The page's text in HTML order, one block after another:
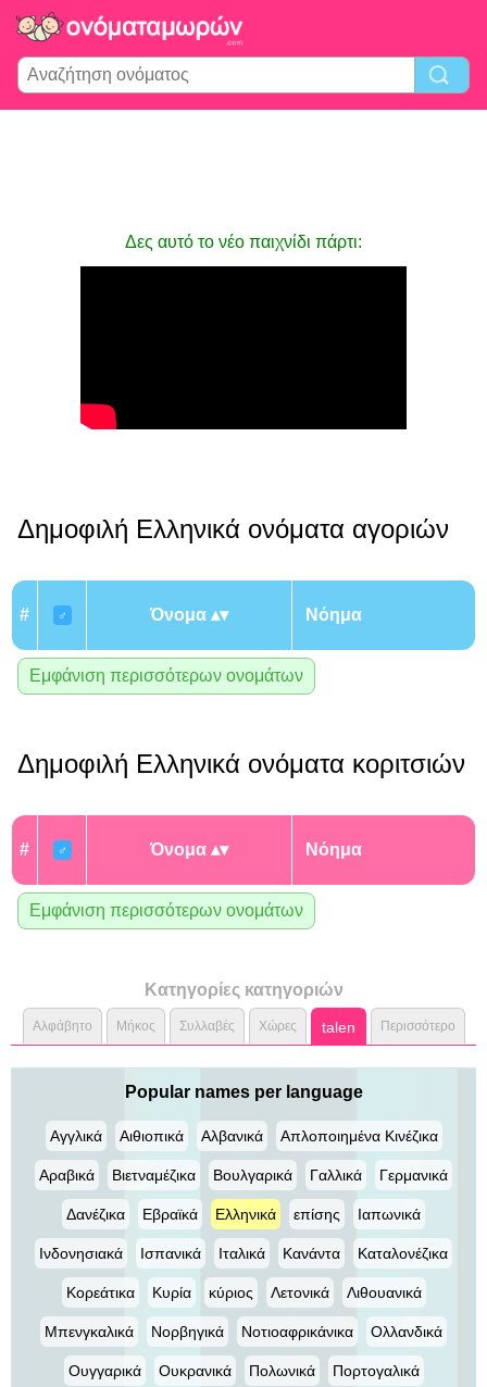
Δες αυτό το νέο παιχνίδι πάρτι:
Δημοφιλή Ελληνικά ονόματα αγοριών
# ♂ Όνομα Νόημα
Εμφάνιση περισσότερων ονομάτων
Δημοφιλή Ελληνικά ονόματα κοριτσιών
# ♂ Όνομα Νόημα
Εμφάνιση περισσότερων ονομάτων
Κατηγορίες κατηγοριών
Αλφάβητο Μήκος Συλλαβές Χώρες talen Περισσότερο
Popular names per language
Αγγλικά Αιθιοπικά Αλβανικά Απλοποιημένα Κινέζικα
Αραβικά Βιετναμέζικα Βουλγαρικά Γαλλικά Γερμανικά
Δανέζικα Εβραϊκά Ελληνικά επίσης Ιαπωνικά
Ινδονησιακά Ισπανικά Ιταλικά Κανάντα Καταλονέζικα
Κορεάτικα Κυρία κύριος Λετονικά Λιθουανικά
Μπενγκαλικά Νορβηγικά Νοτιοαφρικάνικα Ολλανδικά
Ουγγαρικά Ουκρανικά Πολωνικά Πορτογαλικά